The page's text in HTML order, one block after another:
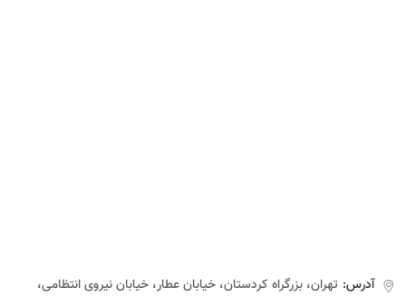
آدرس: تهران، بزرگراه کردستان، خیابان عطار، خیابان نیروی انتظامی،